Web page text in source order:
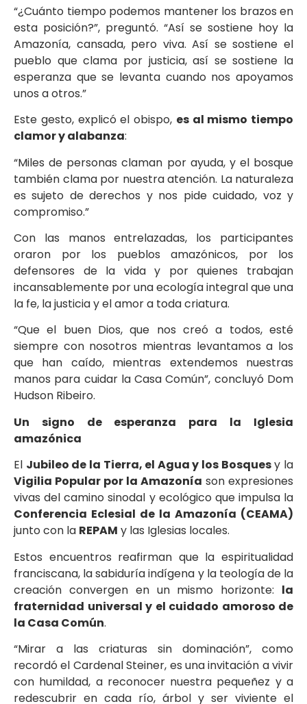
“¿Cuánto tiempo podemos mantener los brazos en
esta posición?”, preguntó. “Así se sostiene hoy la
Amazonía, cansada, pero viva. Así se sostiene el
pueblo que clama por justicia, así se sostiene la
esperanza que se levanta cuando nos apoyamos
unos a otros.”
Este gesto, explicó el obispo, es al mismo tiempo
clamor y alabanza:
“Miles de personas claman por ayuda, y el bosque
también clama por nuestra atención. La naturaleza
es sujeto de derechos y nos pide cuidado, voz y
compromiso.”
Con las manos entrelazadas, los participantes
oraron por los pueblos amazónicos, por los
defensores de la vida y por quienes trabajan
incansablemente por una ecología integral que una
la fe, la justicia y el amor a toda criatura.
“Que el buen Dios, que nos creó a todos, esté
siempre con nosotros mientras levantamos a los
que han caído, mientras extendemos nuestras
manos para cuidar la Casa Común”, concluyó Dom
Hudson Ribeiro.
Un signo de esperanza para la Iglesia
amazónica
El Jubileo de la Tierra, el Agua y los Bosquesy la
Vigilia Popular por la Amazonía son expresiones
vivas del camino sinodal y ecológico que impulsa la
Conferencia Eclesial de la Amazonía (CEAMA)
junto con la REPAM y las Iglesias locales.
Estos encuentros reafirman que la espiritualidad
franciscana, la sabiduría indígena y la teología de la
creación convergen en un mismo horizonte: la
fraternidad universal y el cuidado amoroso de
la Casa Común.
“Mirar a las criaturas sin dominación”, como
recordó el Cardenal Steiner, es una invitación a vivir
con humildad, a reconocer nuestra pequeñez y a
redescubrir en cada río, árbol y ser viviente el